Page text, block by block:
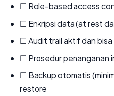
☐ Role-based access
☐ Enkripsi data (at rest
☐ Audit trail aktif dan
☐ Prosedur penanganan
☐ Backup otomatis
restore